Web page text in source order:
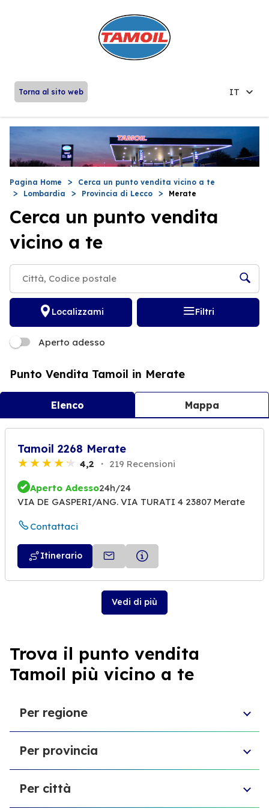
Torna al sito web IT
Pagina Home
Cerca un punto vendita vicino a te
Lombardia
Provincia di Lecco Merate
Cerca un punto vendita
vicino a te
Localizzami Filtri
Aperto adesso
Punto Vendita Tamoil in Merate
Elenco Mappa
Tamoil 2268 Merate
4,2 219 Recensioni
Aperto Adesso24h/24
VIA DE GASPERI/ANG. VIA TURATI 4 23807 Merate
Contattaci
Itinerario
Vedi di più
Trova il punto vendita
Tamoil più vicino a te
Per regione
Sardegna
Puglia
Sicilia
Marche
Per provincia
Provincia di Forlì-Cesena
Provincia di Macerata
Per città